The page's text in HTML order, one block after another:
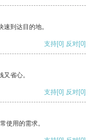
到达目的地。
支持[0] 反对[0]
省心。
支持[0] 反对[0]
使用的需求。